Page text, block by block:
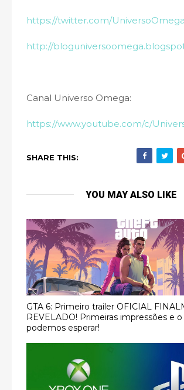
https://twitter.com/UniversoOmega
http://
Canal Universo Omega:
https://www.youtube.com/c/
SHARE THIS:
YOU MAY ALSO LIKE
GTA 6: Primeiro trailer OFICIAL
REVELADO! Primeiras impressões e
podemos esperar!